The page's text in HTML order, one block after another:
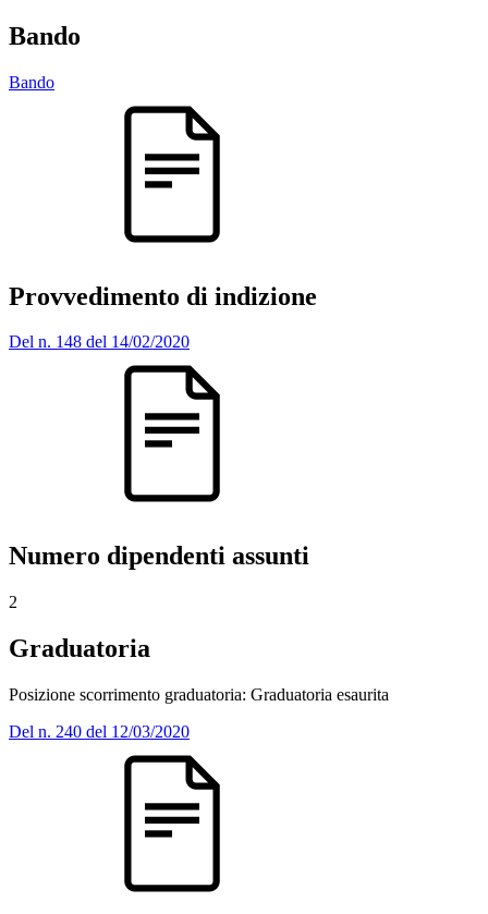
Bando
Bando
Provvedimento di indizione
Del n. 148 del 14/02/2020
Numero dipendenti assunti
2
Graduatoria
Posizione scorrimento graduatoria: Graduatoria esaurita
Del n. 240 del 12/03/2020